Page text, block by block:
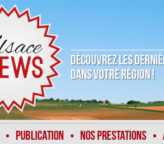
DÉCOUVREZ LES
DANS VOTRE RÉGION !
• PUBLICATION • NOS PRESTATIONS •